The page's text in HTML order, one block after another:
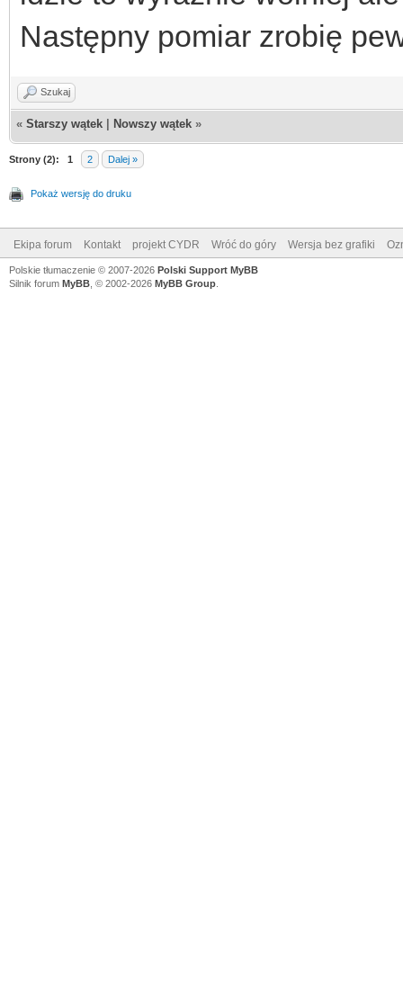
Następny pomiar zrobię
Szukaj
« Starszy wątek Nowszy wątek »
Strony (2): 1 2 Dalej »
Pokaż wersję do druku
Ekipa forum Kontakt projekt CYDR Wróć do góry Wersja bez grafiki
Polskie tłumaczenie © 2007-2026 Polski Support MyBB
Silnik forum MyBB , © 2002-2026 MyBB Group